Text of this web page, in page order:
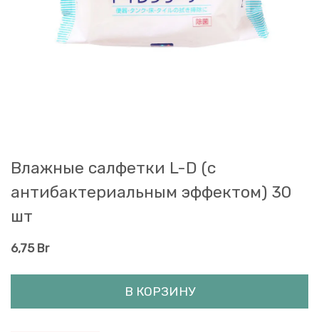
Влажные салфетки L-D (с
антибактериальным эффектом) 30
шт
6,75Br
В КОРЗИНУ